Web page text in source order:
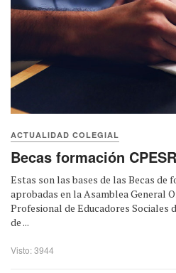
ACTUALIDAD COLEGIAL
Becas formación
Estas son las bases de las Becas de
aprobadas en la Asamblea General
Profesional de Educadores Sociales
de ...
Visto: 3944